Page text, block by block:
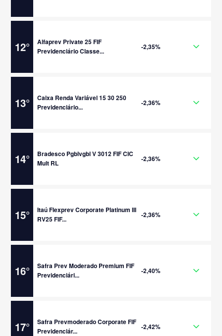
12°
Alfaprev Private 25 FIF
Previdenciário Classe...
-2,35%
13°
Caixa Renda Variável 15 30 250
Previdenciário...
-2,36%
14°
Bradesco Pgblvgbl V 3012 FIF CIC
Mult RL
-2,36%
15°
Itaú Flexprev Corporate Platinum III
RV25 FIF...
-2,36%
16°
Safra Prev Moderado Premium FIF
Previdenciári...
-2,40%
17°
Safra Prevmoderado Corporate FIF
Previdenciár...
-2,42%